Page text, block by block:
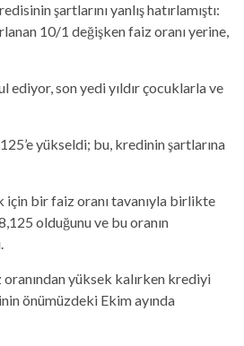
şartlarını yanlış hatırlamıştı:
10/1 değişken faiz oranı yerine,
ediyor, son yedi yıldır çocuklarla ve
yükseldi; bu, kredinin şartlarına
için bir faiz oranı tavanıyla birlikte
olduğunu ve bu oranın
yüksek kalırken krediyi
önümüzdeki Ekim ayında